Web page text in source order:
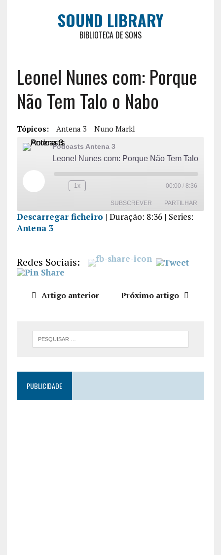
SOUND LIBRARY
BIBLIOTECA DE SONS
Leonel Nunes com: Porque
Não Tem Talo o Nabo
Tópicos: Antena 3 Nuno Markl
Podcasts Antena 3
1x 00:00 / 8:36
SUBSCREVER PARTILHAR
PARTILHA
INCORPO
RAR
Descarregar ficheiro | Duração: 8:36| Series:
Antena 3
Redes Sociais:
Artigo anterior Próximo artigo
PUBLICIDADE